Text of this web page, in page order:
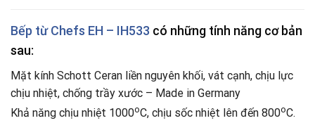
Bếp từ Chefs EH – IH533 có những tính năng cơ bản
sau:
Mặt kính Schott Ceran liền nguyên khối, vát cạnh, chịu lực
chịu nhiệt, chống trầy xước – Made in Germany
Khả năng chịu nhiệt 1000oC, chịu sốc nhiệt lên đến 800oC.